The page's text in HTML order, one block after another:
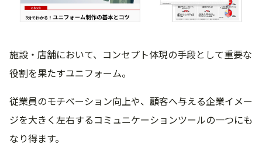
施設・店舗において、コンセプト体現の手段として重要な
役割を果たすユニフォーム。
従業員のモチベーション向上や、顧客へ与える企業イメー
ジを大きく左右するコミュニケーションツールの一つにも
なり得ます。